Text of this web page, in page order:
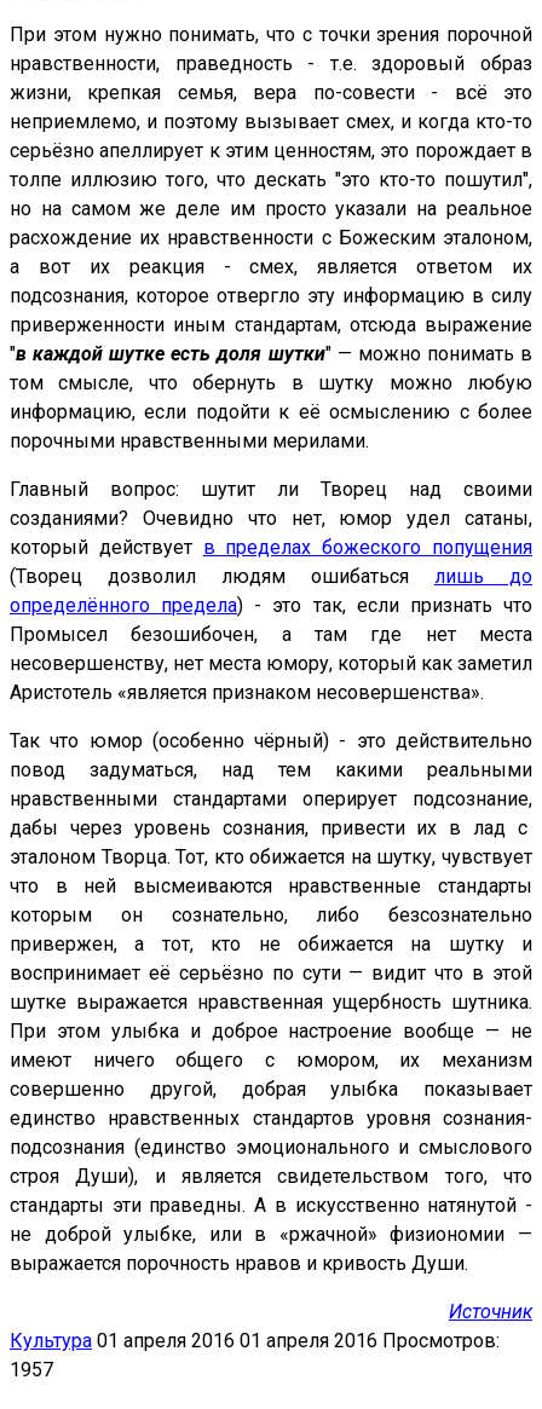
При этом нужно понимать, что с точки зрения порочной
нравственности, праведность - т.е. здоровый образ
жизни, крепкая семья, вера по-совести - всё это
неприемлемо, и поэтому вызывает смех, и когда кто-то
серьёзно апеллирует к этим ценностям, это порождает в
толпе иллюзию того, что дескать "это кто-то пошутил",
но на самом же деле им просто указали на реальное
расхождение их нравственности с Божеским эталоном,
а вот их реакция - смех, является ответом их
подсознания, которое отвергло эту информацию в силу
приверженности иным стандартам, отсюда выражение
"в каждой шутке есть доля шутки" — можно понимать в
том смысле, что обернуть в шутку можно любую
информацию, если подойти к её осмыслению с более
порочными нравственными мерилами.
Главный вопрос: шутит ли Творец над своими
созданиями? Очевидно что нет, юмор удел сатаны,
который действует в пределах божеского попущения
(Творец дозволил людям ошибаться лишь до
определённого предела) - это так, если признать что
Промысел безошибочен, а там где нет места
несовершенству, нет места юмору, который как заметил
Аристотель «является признаком несовершенства».
Так что юмор (особенно чёрный) - это действительно
повод задуматься, над тем какими реальными
нравственными стандартами оперирует подсознание,
дабы через уровень сознания, привести их в лад с
эталоном Творца. Тот, кто обижается на шутку, чувствует
что в ней высмеиваются нравственные стандарты
которым он сознательно, либо безсознательно
привержен, а тот, кто не обижается на шутку и
воспринимает её серьёзно по сути — видит что в этой
шутке выражается нравственная ущербность шутника.
При этом улыбка и доброе настроение вообще — не
имеют ничего общего с юмором, их механизм
совершенно другой, добрая улыбка показывает
единство нравственных стандартов уровня сознания-
подсознания (единство эмоционального и смыслового
строя Души), и является свидетельством того, что
стандарты эти праведны. А в искусственно натянутой -
не доброй улыбке, или в «ржачной» физиономии —
выражается порочность нравов и кривость Души.
Источник
Культура 01 апреля 2016 01 апреля 2016 Просмотров:
1957